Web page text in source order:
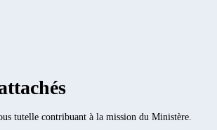
tutelle contribuant à la mission du Ministère.